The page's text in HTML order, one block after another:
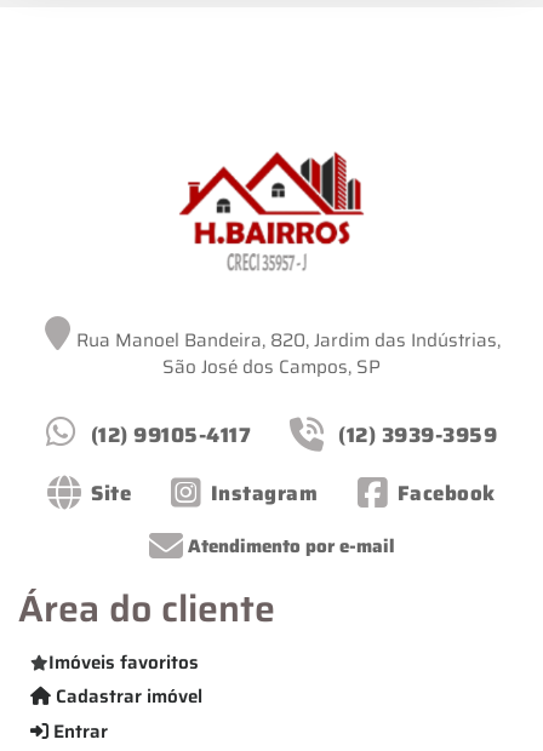
Rua Manoel Bandeira, 820, Jardim das Indústrias,
São José dos Campos, SP
(12) 99105-4117
(12) 3939-3959
Site
Instagram Facebook
Atendimento por e-mail
Área do cliente
Imóveis favoritos
Cadastrar imóvel
Entrar